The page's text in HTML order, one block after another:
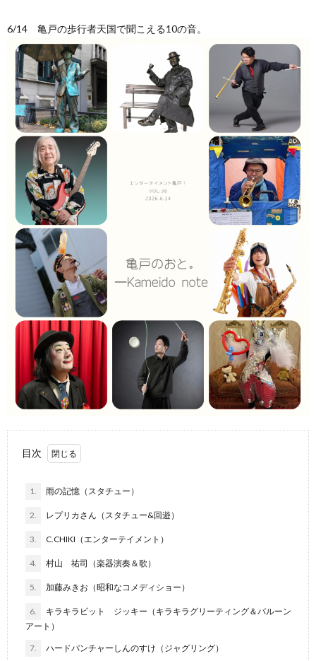
6/14 亀戸の歩行者天国で聞こえる10の音。
目次
1. 雨の記憶（スタチュー）
2. レプリカさん（スタチュー&回遊）
3. C.CHIKI（エンターテイメント）
4. 村山 祐司（楽器演奏＆歌）
5. 加藤みきお（昭和なコメディショー）
6.
キラキラビット ジッキー（キラキラグリーティング＆バルーン
アート）
7. ハードパンチャーしんのすけ（ジャグリング）